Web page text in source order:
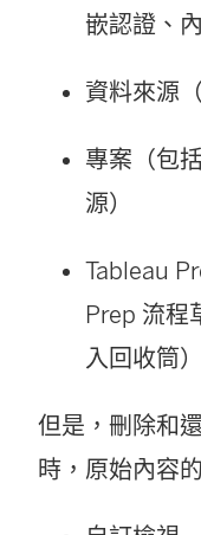
嵌認證、
資料來源
專案（包
源）
Tableau
Prep 流程
入回收筒）
但是，刪除和
時，原始內容